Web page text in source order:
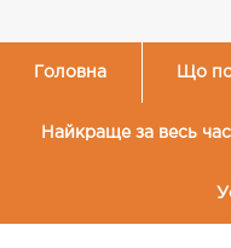
Головна Що
Найкраще за весь час